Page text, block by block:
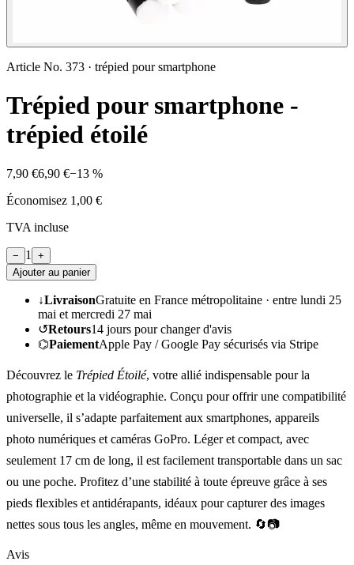
Article No. 373 · trépied pour smartphone
Trépied pour smartphone -
trépied étoilé
7,90 €6,90 €−13 %
Économisez 1,00 €
TVA incluse
− 1
+
Ajouter au panier
↓LivraisonGratuite en France métropolitaine · entre lundi 25
mai et mercredi 27 mai
↺Retours14 jours pour changer d'avis
⌬PaiementApple Pay / Google Pay sécurisés via Stripe
Découvrez le Trépied Étoilé, votre allié indispensable pour la
photographie et la vidéographie. Conçu pour offrir une compatibilité
universelle, il s’adapte parfaitement aux smartphones, appareils
photo numériques et caméras GoPro. Léger et compact, avec
seulement 17 cm de long, il est facilement transportable dans un sac
ou une poche. Profitez d’une stabilité à toute épreuve grâce à ses
pieds flexibles et antidérapants, idéaux pour capturer des images
nettes sous tous les angles, même en mouvement. 🔄📷
Avis